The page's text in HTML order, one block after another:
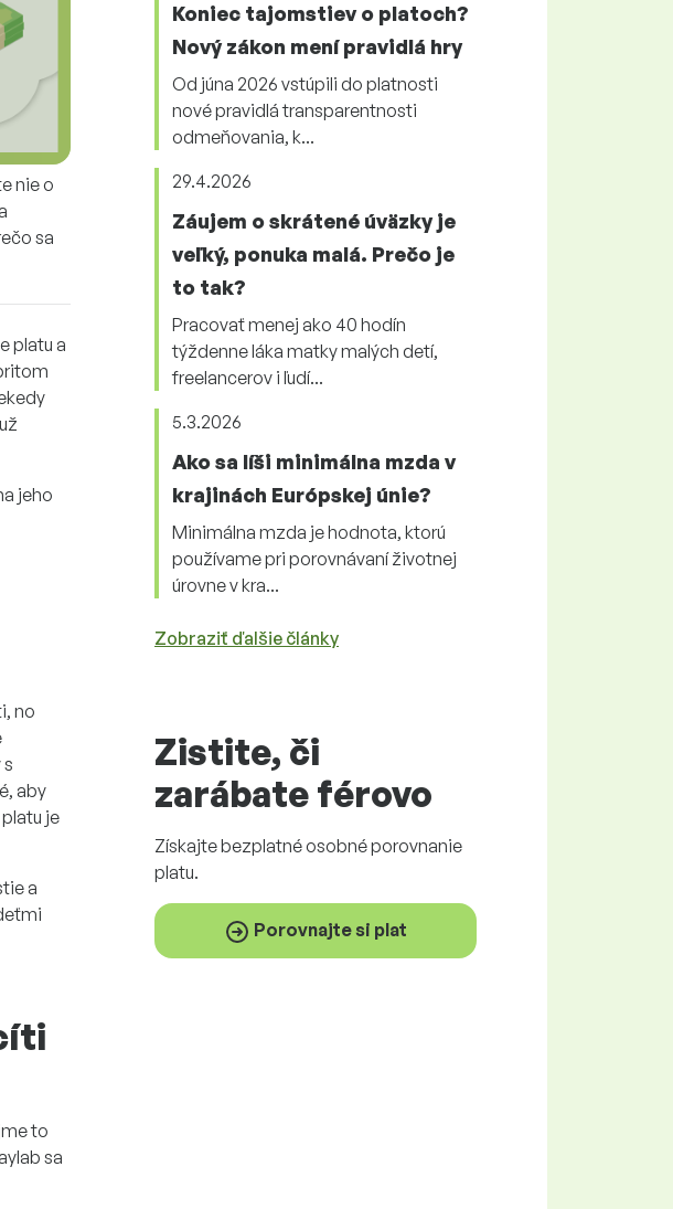
nie o
sa
platu a
jeho
no
aby
je
a
to
sa
Koniec tajomstiev o platoch?
Nový zákon mení pravidlá hry
Od júna 2026 vstúpili do platnosti
nové pravidlá transparentnosti
odmeňovania, k...
29.4.2026
Záujem o skrátené úväzky je
veľký, ponuka malá. Prečo je
to tak?
Pracovať menej ako 40 hodín
týždenne láka matky malých detí,
freelancerov i ľudí...
5.3.2026
Ako sa líši minimálna mzda v
krajinách Európskej únie?
Minimálna mzda je hodnota, ktorú
používame pri porovnávaní životnej
úrovne v kra...
Zobraziť ďalšie články
Zistite, či
zarábate férovo
Získajtebezplatnéosobné porovnanie
platu.
Porovnajte si plat